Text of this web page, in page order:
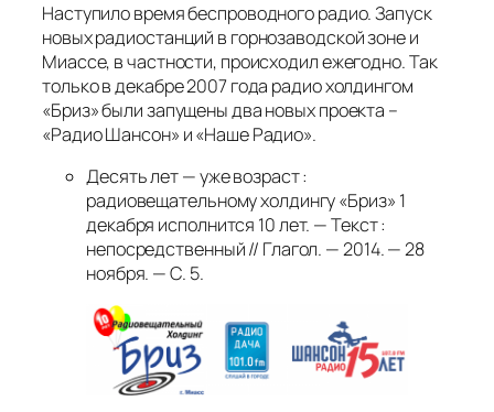
Наступило время беспроводного радио. Запуск
новых радиостанций в горнозаводской зоне и
Миассе, в частности, происходил ежегодно. Так
только в декабре 2007 года радио холдингом
«Бриз» были запущены два новых проекта –
«Радио Шансон» и «Наше Радио».
Десять лет — уже возраст :
радиовещательному холдингу «Бриз» 1
декабря исполнится 10 лет. — Текст :
непосредственный // Глагол. — 2014. — 28
ноября. — С. 5.